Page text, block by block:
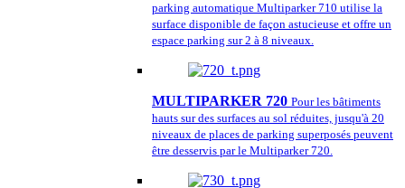
parking automatique Multiparker 710 utilise la
surface disponible de façon astucieuse et offre un
espace parking sur 2 à 8 niveaux.
MULTIPARKER 720 Pour les bâtiments
hauts sur des surfaces au sol réduites, jusqu'à 20
niveaux de places de parking superposés peuvent
être desservis par le Multiparker 720.